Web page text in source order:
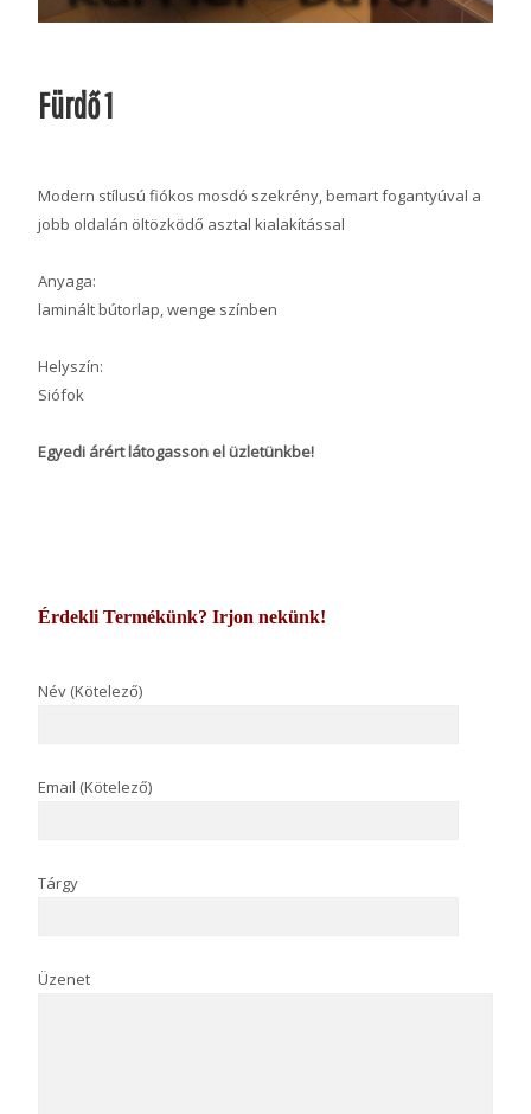
Fürdő 1
Modern stílusú fiókos mosdó szekrény, bemart fogantyúval a
jobb oldalán öltözködő asztal kialakítással
Anyaga:
laminált bútorlap, wenge színben
Helyszín:
Siófok
Egyedi árért látogasson el üzletünkbe!
Érdekli Termékünk? Irjon nekünk!
Név (Kötelező)
Email (Kötelező)
Tárgy
Üzenet